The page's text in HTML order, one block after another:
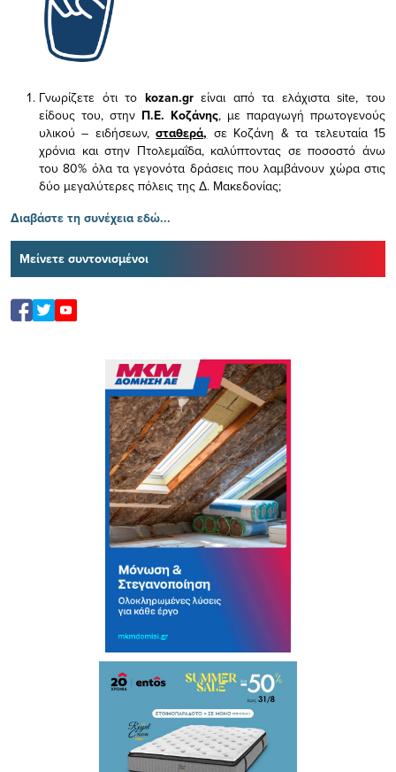
Γνωρίζετε ότι το kozan.gr είναι από τα ελάχισταsite, του
είδους του, στην Π.Ε. Κοζάνης, με παραγωγή πρωτογενούς
υλικού – ειδήσεων,σταθερά, σε Κοζάνη & τα τελευταία 15
χρόνια και στην Πτολεμαΐδα, καλύπτοντας σε ποσοστό άνω
του 80% όλα τα γεγονότα δράσεις που λαμβάνουν χώρα στις
δύο μεγαλύτερες πόλεις της Δ. Μακεδονίας;
Διαβάστε τη συνέχεια εδώ...
Μείνετε συντονισμένοι